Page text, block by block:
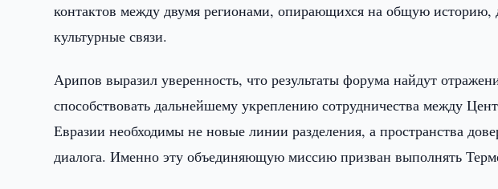
контактов между двумя регионами, опирающихся на общую историю,
культурные связи.
Арипов выразил уверенность, что результаты форума найдут
способствовать дальнейшему укреплению сотрудничества между
Евразии необходимы не новые линии разделения, а пространства
диалога. Именно эту объединяющую миссию призван выполнять